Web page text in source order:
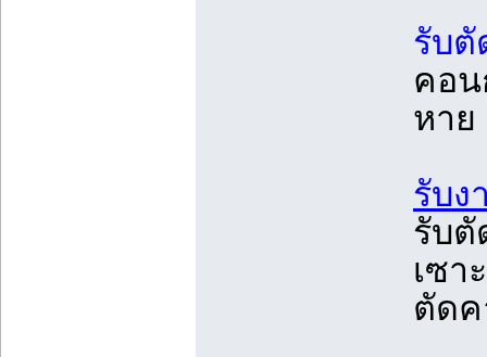
รับตั
คอน
หาย
รับง
รับตั
เซา
ตัด